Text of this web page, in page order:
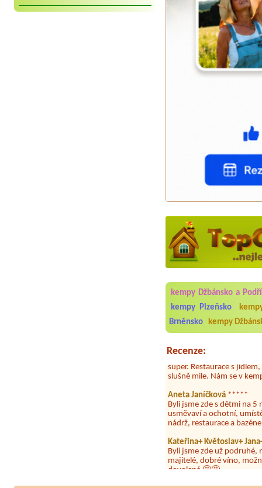
kempy Džbánsko a
kempy Plzeňsko
Brněnsko
kempy
Recenze:
Byli jsme zde v týdnu od
utěrky, což při množství
velice zklamalo byl
jak na pouti- z každého
Jana*****
super. Restaurace s
Aneta Janíčková *****
Byli jsme zde s dětmi na
usměvaví a ochotní,
nádrž, restaurace a
Kateřina+ Květoslav+
Byli jsme zde už podruhé,
majitelé, dobré víno,
dovolená 🤩🤩